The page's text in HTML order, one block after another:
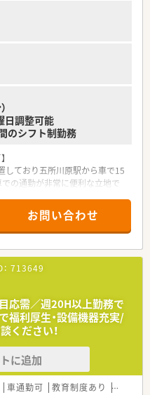
日調整可能
のシフト制勤務
ており五所川原駅から車で15
の通勤が非常に便利な立地で
が面分業を主体としているた
方箋に触れることが可能です。
いることから医薬品の品目数
広い知識を習得できる環境で
の拠点と位置付けており、調剤
サポートすることを目指してい
＆ビューティーケア事業を最重
するステーションを構築中で
険の加入や総合共済会への加入
福利厚生を享受できるのが特徴
お問い合わせ
713649
応需／週20H以上勤務で
福利厚生・設備機器充実/
ください！
に追加
車通勤可 教育制度あり 大手チ